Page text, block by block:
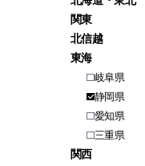
関東
北信越
東海
岐阜県
静岡県
愛知県
三重県
関西